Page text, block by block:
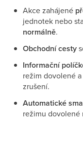
Akce zahájené
jednotek nebo
normálně.
Obchodní cesty
Informační
režim dovolené
zrušení.
Automatické
režimu dovolené